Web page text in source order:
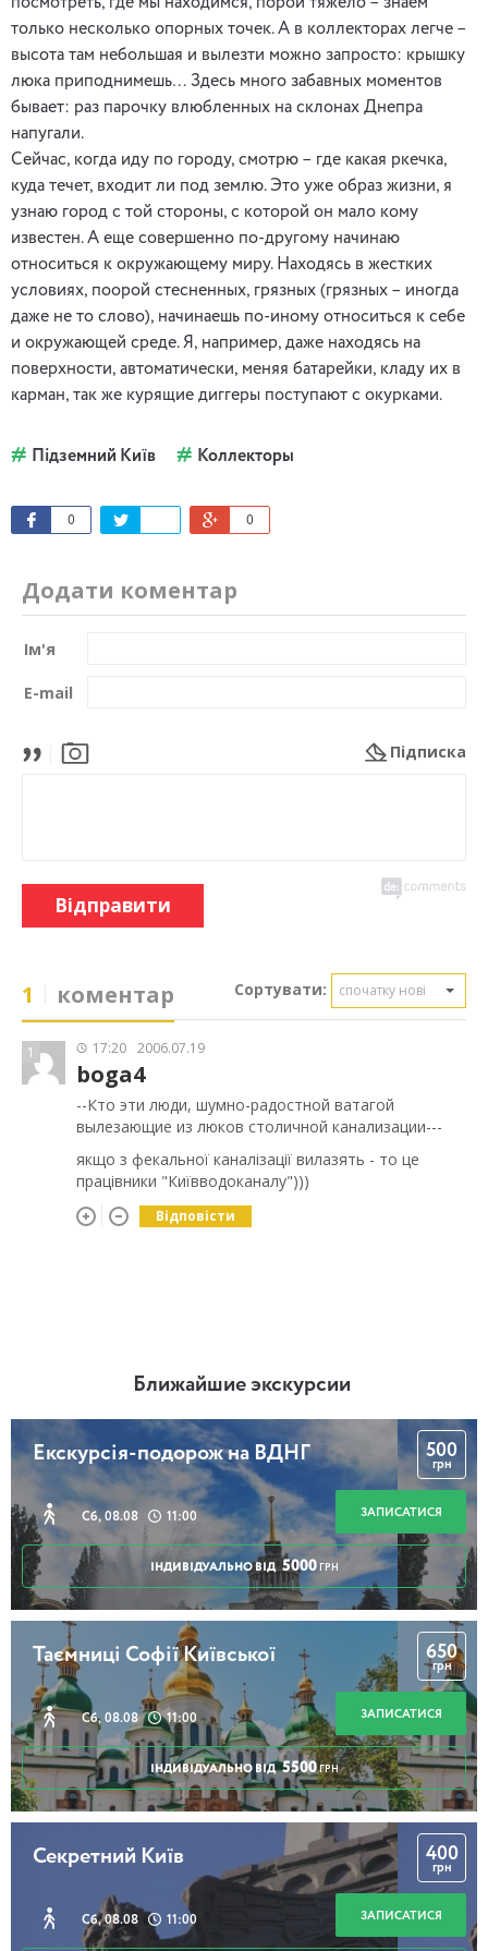
только несколько опорных точек. А в коллекторах легче –
высота там небольшая и вылезти можно запросто: крышку
люка приподнимешь… Здесь много забавных моментов
бывает: раз парочку влюбленных на склонах Днепра
напугали.
Сейчас, когда иду по городу, смотрю – где какая ркечка,
куда течет, входит ли под землю. Это уже образ жизни, я
узнаю город с той стороны, с которой он мало кому
известен. А еще совершенно по-другому начинаю
относиться к окружающему миру. Находясь в жестких
условиях, поорой стесненных, грязных (грязных – иногда
даже не то слово), начинаешь по-иному относиться к себе
и окружающей среде. Я, например, даже находясь на
поверхности, автоматически, меняя батарейки, кладу их в
карман, так же курящие диггеры поступают с окурками.
Підземний Київ Коллекторы
0 0
Додати коментар
Ім'я
E-mail
Підписка
Відправити
1 коментар Сортувати: спочатку нові
1 17:20 2006.07.19
boga4
--Кто эти люди, шумно-радостной ватагой
вылезающие из люков столичной канализации---
якщо з фекальної каналізації вилазять - то це
працівники "Київводоканалу")))
Відповісти
Ближайшие экскурсии
Екскурсія-подорож на ВДНГ
Сб, 08.08 11:00
500
грн
ЗАПИСАТИСЯ
ІНДИВІДУАЛЬНО ВІД 5000 ГРН
Таємниці Софії Київської
Сб, 08.08 11:00
650
грн
ЗАПИСАТИСЯ
ІНДИВІДУАЛЬНО ВІД 5500 ГРН
Секретний Київ
Сб, 08.08 11:00
400
грн
ЗАПИСАТИСЯ